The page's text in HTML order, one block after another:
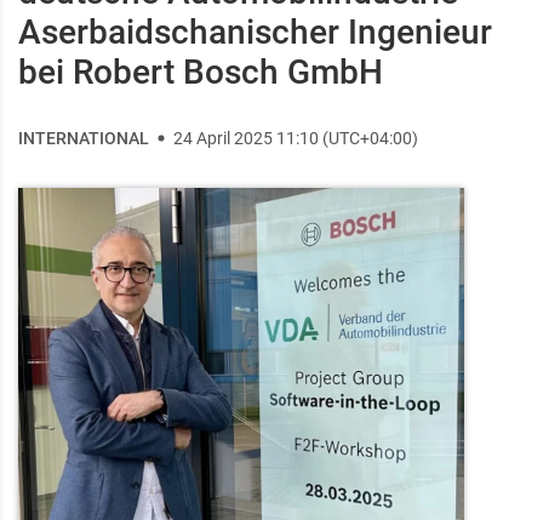
Aserbaidschanischer Ingenieur
bei Robert Bosch GmbH
INTERNATIONAL 24 April 2025 11:10 (UTC+04:00)